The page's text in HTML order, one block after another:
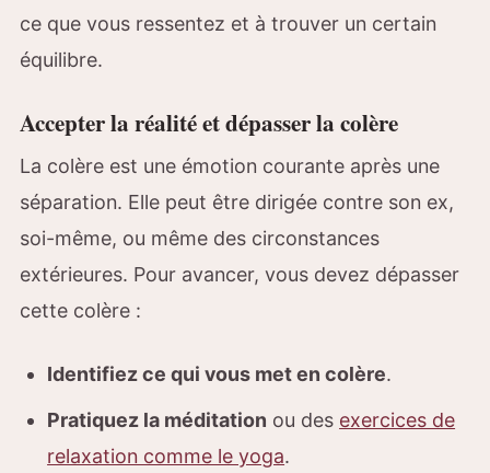
ce que vous ressentez et à trouver un certain
équilibre.
Accepter la réalité et dépasser la colère
La colère est une émotion courante après une
séparation. Elle peut être dirigée contre son ex,
soi-même, ou même des circonstances
extérieures. Pour avancer, vous devez dépasser
cette colère :
Identifiez ce qui vous met en colère.
Pratiquez la méditation ou des exercices de
relaxation comme le yoga.